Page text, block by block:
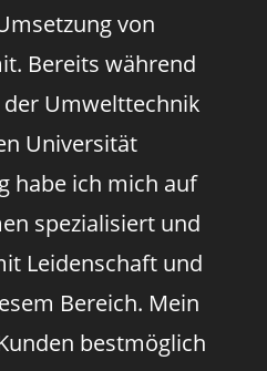
von
Bereits während
Umwelttechnik
Universität
habe ich mich auf
spezialisiert und
Leidenschaft und
Bereich. Mein
bestmöglich